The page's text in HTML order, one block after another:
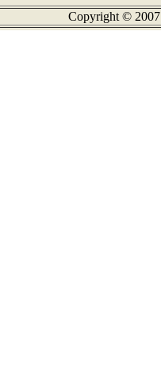
Copyright ©